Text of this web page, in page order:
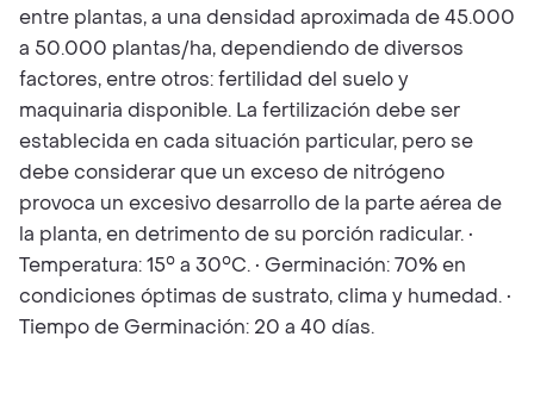
entre plantas, a una densidad aproximada de 45.000
a 50.000 plantas/ha, dependiendo de diversos
factores, entre otros: fertilidad del suelo y
maquinaria disponible. La fertilización debe ser
establecida en cada situación particular, pero se
debe considerar que un exceso de nitrógeno
provoca un excesivo desarrollo de la parte aérea de
la planta, en detrimento de su porción radicular. •
Temperatura: 15° a 30°C. • Germinación: 70% en
condiciones óptimas de sustrato, clima y humedad. •
Tiempo de Germinación: 20 a 40 días.